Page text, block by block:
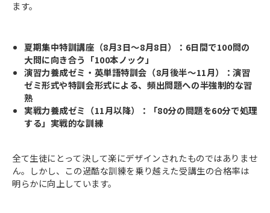
ます。
夏期集中特訓講座（8月3日～8月8日）：6日間で100問の
大問に向き合う「100本ノック」
演習力養成ゼミ・英単語特訓会（8月後半～11月）：演習
ゼミ形式や特訓会形式による、頻出問題への半強制的な習
熟
実戦力養成ゼミ（11月以降）：「80分の問題を60分で処理
する」実戦的な訓練
全て生徒にとって決して楽にデザインされたものではありませ
ん。しかし、この過酷な訓練を乗り越えた受講生の合格率は
明らかに向上しています。